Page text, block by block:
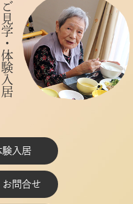
ご見学・体験入居
験入居
お問合せ